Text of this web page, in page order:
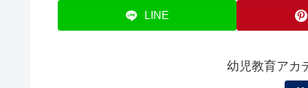
LINE
幼児教育アカ